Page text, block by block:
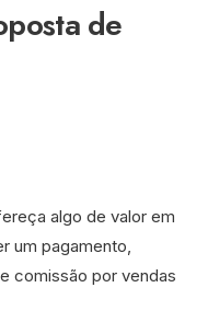
de
algo de valor em
um pagamento,
comissão por vendas